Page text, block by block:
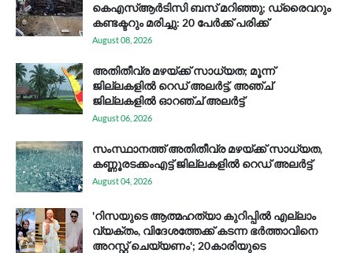
കെഎസ്ആര്‍ടിസി ബസ് മറിഞ്ഞു; ഡ്രൈവറും
കണ്ടക്ടറും മരിച്ചു: 20 പേര്‍ക്ക് പരിക്ക്
August 08, 2026
അതിതീവ്ര മഴയ്ക്ക് സാധ്യത; മൂന്ന്
ജില്ലകളിൽ റെഡ് അലർട്ട്, അഞ്ച്
ജില്ലകളിൽ ഓറഞ്ച് അലർട്ട്
August 06, 2026
സം​സ്ഥാ​ന​ത്ത് അ​തി​തീ​വ്ര മ​ഴ​യ്ക്ക് സാ​ധ്യ​ത,
കണ്ണൂരടക്കംഎ​ട്ട് ജി​ല്ല​ക​ളി​ൽ റെ​ഡ് അ​ലർ​ട്ട്
August 04, 2026
'റിസയുടെ ആത്മഹത്യാ കുറിപ്പിൽ എല്ലാം
വ്യക്തം, വിദേശത്തേക്ക് കടന്ന ഭർത്താവിനെ
അറസ്റ്റ് ചെയ്യണം'; 20കാരിയുടെ